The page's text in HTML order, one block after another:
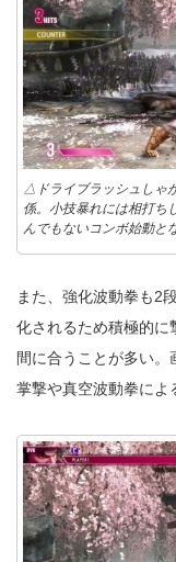
△ドライブラッシュしゃ
係。小技暴れには相打ち
んでもないコンボ始動と
また、強化波動拳も2
化されるため積極的に
間に合うことが多い
掌撃や真空波動拳によ